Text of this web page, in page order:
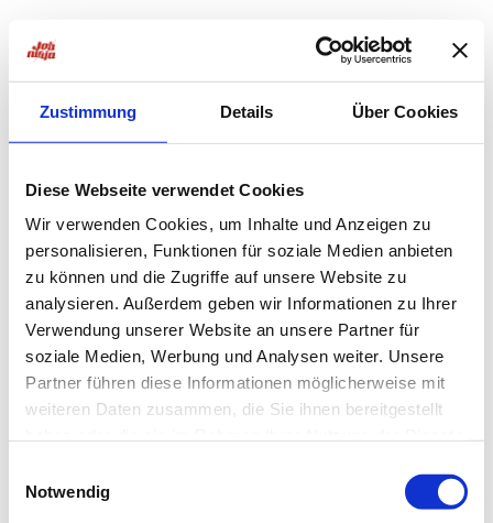
Zustimmung Details Über Cookies
Diese Webseite verwendet Cookies
Wir verwenden Cookies, um Inhalte und Anzeigen zu
personalisieren, Funktionen für soziale Medien anbieten
zu können und die Zugriffe auf unsere Website zu
analysieren. Außerdem geben wir Informationen zu Ihrer
Verwendung unserer Website an unsere Partner für
soziale Medien, Werbung und Analysen weiter. Unsere
Partner führen diese Informationen möglicherweise mit
weiteren Daten zusammen, die Sie ihnen bereitgestellt
Notwendig
loadingjobninja.com
for more